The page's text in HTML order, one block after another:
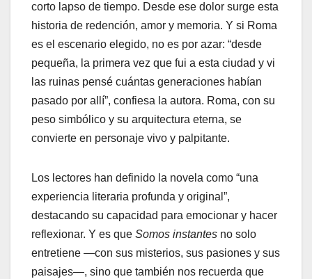
corto lapso de tiempo. Desde ese dolor surge esta
historia de redención, amor y memoria. Y si Roma
es el escenario elegido, no es por azar: “desde
pequeña, la primera vez que fui a esta ciudad y vi
las ruinas pensé cuántas generaciones habían
pasado por allí”, confiesa la autora. Roma, con su
peso simbólico y su arquitectura eterna, se
convierte en personaje vivo y palpitante.
Los lectores han definido la novela como “una
experiencia literaria profunda y original”,
destacando su capacidad para emocionar y hacer
reflexionar. Y es que Somos instantes no solo
entretiene —con sus misterios, sus pasiones y sus
paisajes—, sino que también nos recuerda que